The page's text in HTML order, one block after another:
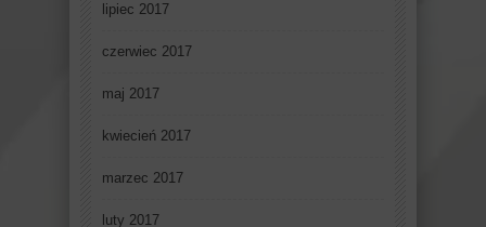
lipiec 2017
czerwiec 2017
maj 2017
kwiecień 2017
marzec 2017
luty 2017